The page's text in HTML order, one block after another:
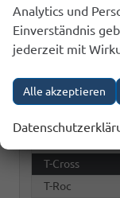
Caddy Maxi
Golf
ID. BUZZ
T-Cross
T-Roc
Analytics und
Einverständnis
jederzeit mit
Alle akzeptieren